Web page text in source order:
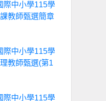
際中小學115學
教師甄選簡章
際中小學115學
教師甄選(第1
際中小學115學